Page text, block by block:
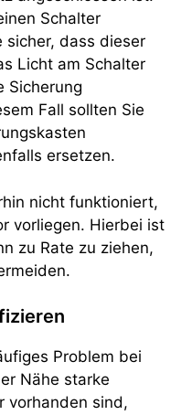
Schalter
dass dieser
Licht am Schalter
Sicherung
Fall sollten Sie
ersetzen.
nicht funktioniert,
vorliegen. Hierbei ist
zu Rate zu ziehen,
Problem bei
Nähe starke
vorhanden sind,